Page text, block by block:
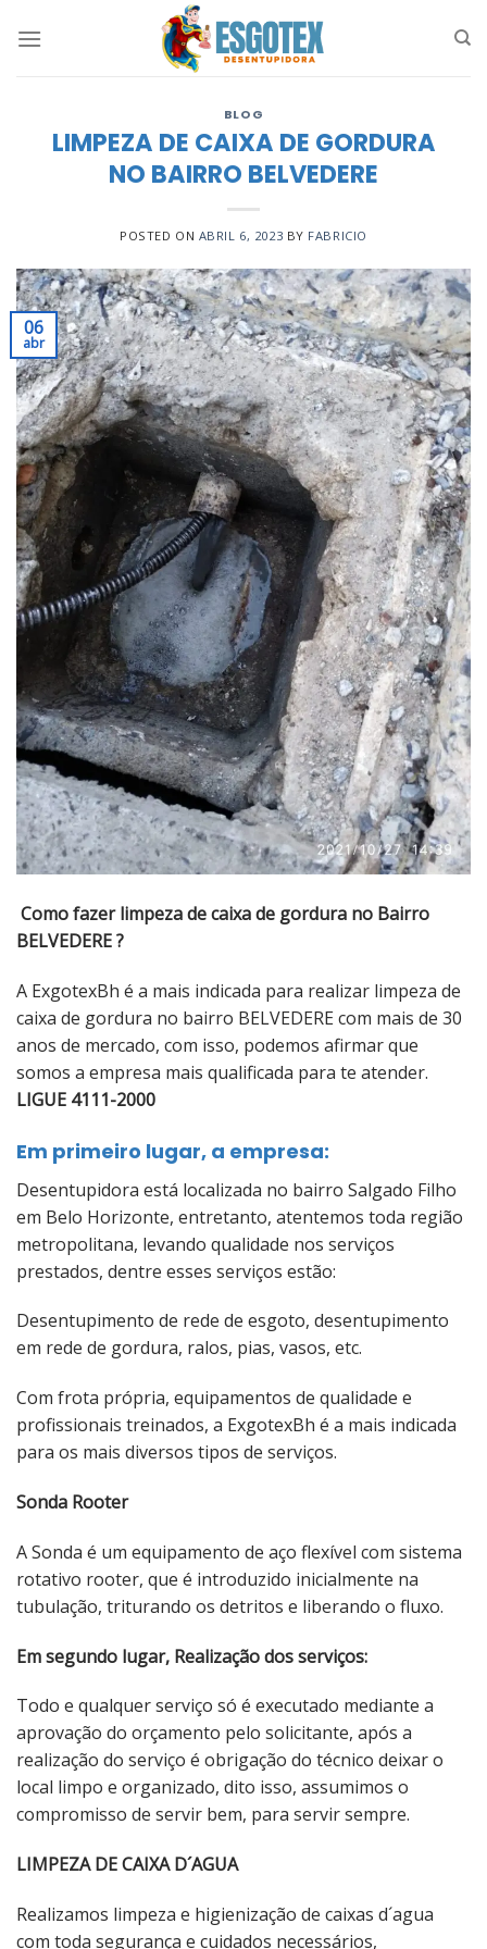
BLOG
LIMPEZA DE CAIXA DE GORDURA
NO BAIRRO BELVEDERE
POSTED ON ABRIL 6, 2023 BY FABRICIO
06
abr
Como fazer limpeza de caixa de gordura no Bairro
BELVEDERE ?
A ExgotexBh é a mais indicada para realizar limpeza de
caixa de gordura no bairro BELVEDERE com mais de 30
anos de mercado, com isso, podemos afirmar que
somos a empresa mais qualificada para te atender.
LIGUE 4111-2000
Em primeiro lugar, a empresa:
Desentupidora está localizada no bairro Salgado Filho
em Belo Horizonte, entretanto, atentemos toda região
metropolitana, levando qualidade nos serviços
prestados, dentre esses serviços estão:
Desentupimento de rede de esgoto, desentupimento
em rede de gordura, ralos, pias, vasos, etc.
Com frota própria, equipamentos de qualidade e
profissionais treinados, a ExgotexBh é a mais indicada
para os mais diversos tipos de serviços.
Sonda Rooter
A Sonda é um equipamento de aço flexível com sistema
rotativo rooter, que é introduzido inicialmente na
tubulação, triturando os detritos e liberando o fluxo.
Em segundo lugar, Realização dos serviços:
Todo e qualquer serviço só é executado mediante a
aprovação do orçamento pelo solicitante, após a
realização do serviço é obrigação do técnico deixar o
local limpo e organizado, dito isso, assumimos o
compromisso de servir bem, para servir sempre.
LIMPEZA DE CAIXA D´AGUA
Realizamos limpeza e higienização de caixas d´agua
com toda segurança e cuidados necessários,